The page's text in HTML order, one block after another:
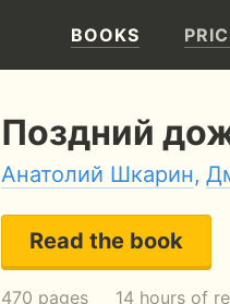
BOOKS
Поздний
Анатолий Шкарин,
Read the book
470 pages 14 hours of